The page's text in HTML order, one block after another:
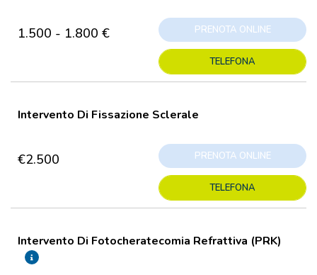
1.500 - 1.800 € PRENOTA ONLINE
TELEFONA
Intervento Di Fissazione Sclerale
€2.500 PRENOTA ONLINE
TELEFONA
Intervento Di Fotocheratecomia Refrattiva (PRK)